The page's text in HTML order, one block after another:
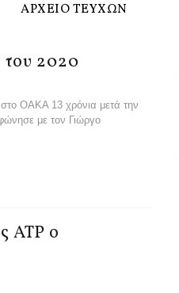
ΑΡΧΕΙΟ ΤΕΥΧΩΝ
2020
ΟΑΚΑ 13 χρόνια μετά την
με τον Γιώργο
ΑΤΡ ο